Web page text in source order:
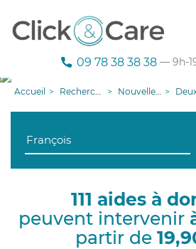
09 78 38 38 38 — 9h-
Accueil Recherche aide à domicile Nouvelle-Aquitaine Deux-
111 aides à
peuvent intervenir
partir de